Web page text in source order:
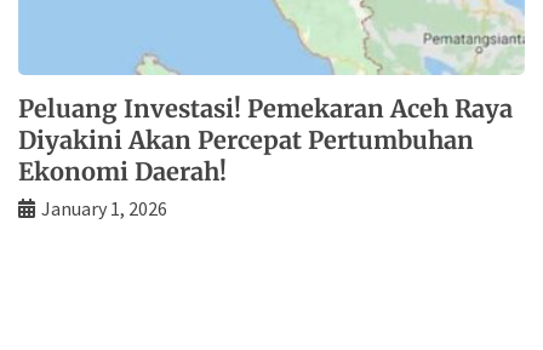
Peluang Investasi! Pemekaran Aceh Raya
Diyakini Akan Percepat Pertumbuhan
Ekonomi Daerah!
January 1, 2026